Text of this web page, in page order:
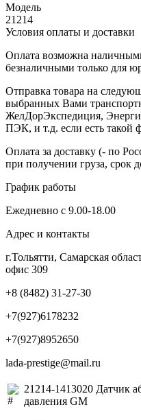
Модель
21214
Условия оплаты и доставки
Оплата возможна
безналичными только для
Отправка товара на
выбранных Вами
ЖелДорЭкспедиция,
ПЭК, и т.д. если есть такой
Оплата за доставку (- по
при получении груза, срок
График работы
Ежедневно с 9.00-18.00
Адрес и контакты
г.Тольятти, Самарская
офис 309
+8 (8482) 31-27-30
+7(927)6178232
+7(927)8952650
lada-prestige@mail.ru
21214-1413020 Датчик
давления GM